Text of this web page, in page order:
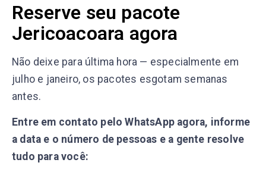
Reserve seu pacote
Jericoacoara agora
Não deixe para última hora — especialmente em
julho e janeiro, os pacotes esgotam semanas
antes.
Entre em contato pelo WhatsApp agora, informe
a data e o número de pessoas e a gente resolve
tudo para você: